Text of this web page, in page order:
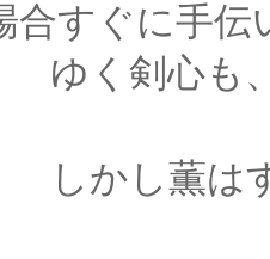
合すぐに手伝
、今日
すぐにそ